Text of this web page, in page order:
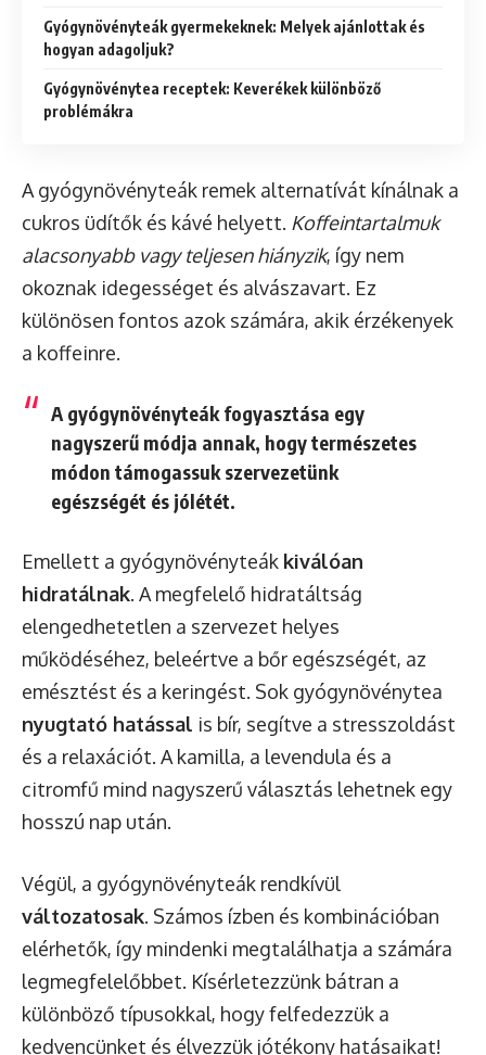
Gyógynövényteák gyermekeknek: Melyek ajánlottak és
hogyan adagoljuk?
Gyógynövénytea receptek: Keverékek különböző
problémákra
A gyógynövényteák remek alternatívát kínálnak a
cukros üdítők és kávé helyett. Koffeintartalmuk
alacsonyabb vagy teljesen hiányzik, így nem
okoznak idegességet és alvászavart. Ez
különösen fontos azok számára, akik érzékenyek
a koffeinre.
A gyógynövényteák fogyasztása egy
nagyszerű módja annak, hogy természetes
módon támogassuk szervezetünk
egészségét és jólétét.
Emellett a gyógynövényteák kiválóan
hidratálnak. A megfelelő hidratáltság
elengedhetetlen a szervezet helyes
működéséhez, beleértve a bőr egészségét, az
emésztést és a keringést. Sok gyógynövénytea
nyugtató hatással is bír, segítve a stresszoldást
és a relaxációt. A kamilla, a levendula és a
citromfű mind nagyszerű választás lehetnek egy
hosszú nap után.
Végül, a gyógynövényteák rendkívül
változatosak. Számos ízben és kombinációban
elérhetők, így mindenki megtalálhatja a számára
legmegfelelőbbet. Kísérletezzünk bátran a
különböző típusokkal, hogy felfedezzük a
kedvencünket és élvezzük jótékony hatásaikat!